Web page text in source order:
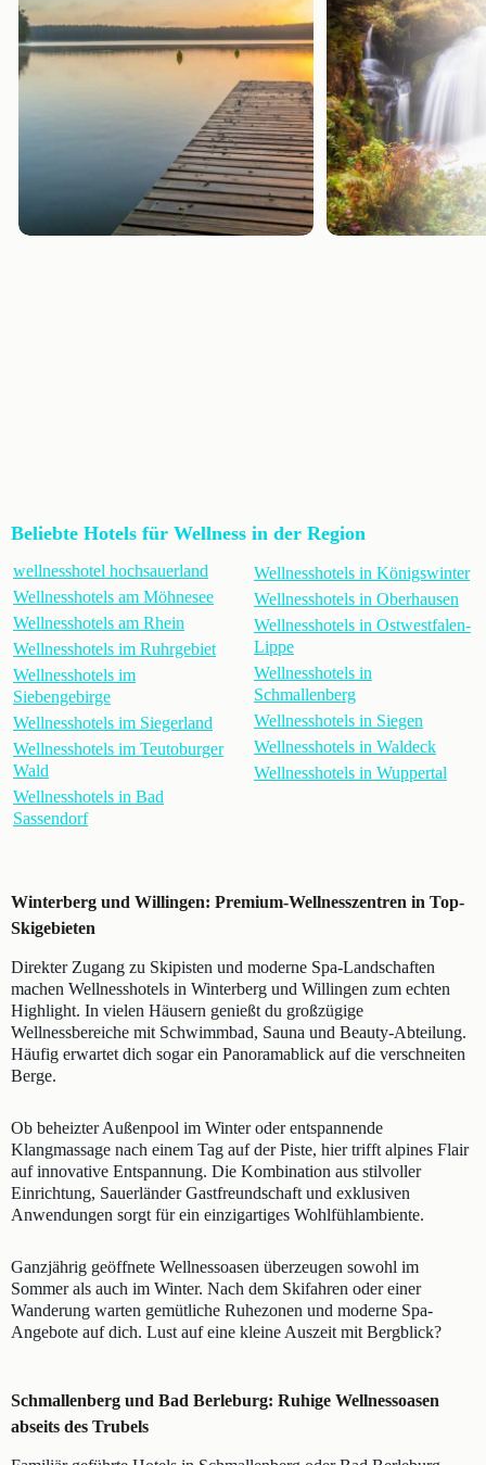
Beliebte Hotels für Wellness in der Region
wellnesshotel hochsauerland
Wellnesshotels am Möhnesee
Wellnesshotels am Rhein
Wellnesshotels im Ruhrgebiet
Wellnesshotels im
Siebengebirge
Wellnesshotels im Siegerland
Wellnesshotels im Teutoburger
Wald
Wellnesshotels in Bad
Sassendorf
Wellnesshotels in Königswinter
Wellnesshotels in Oberhausen
Wellnesshotels in Ostwestfalen-
Lippe
Wellnesshotels in
Schmallenberg
Wellnesshotels in Siegen
Wellnesshotels in Waldeck
Wellnesshotels in Wuppertal
Winterberg und Willingen: Premium-Wellnesszentren in Top-
Skigebieten
Direkter Zugang zu Skipisten und moderne Spa-Landschaften
machen Wellnesshotels in Winterberg und Willingen zum echten
Highlight. In vielen Häusern genießt du großzügige
Wellnessbereiche mit Schwimmbad, Sauna und Beauty-Abteilung.
Häufig erwartet dich sogar ein Panoramablick auf die verschneiten
Berge.
Ob beheizter Außenpool im Winter oder entspannende
Klangmassage nach einem Tag auf der Piste, hier trifft alpines Flair
auf innovative Entspannung. Die Kombination aus stilvoller
Einrichtung, Sauerländer Gastfreundschaft und exklusiven
Anwendungen sorgt für ein einzigartiges Wohlfühlambiente.
Ganzjährig geöffnete Wellnessoasen überzeugen sowohl im
Sommer als auch im Winter. Nach dem Skifahren oder einer
Wanderung warten gemütliche Ruhezonen und moderne Spa-
Angebote auf dich. Lust auf eine kleine Auszeit mit Bergblick?
Schmallenberg und Bad Berleburg: Ruhige Wellnessoasen
abseits des Trubels